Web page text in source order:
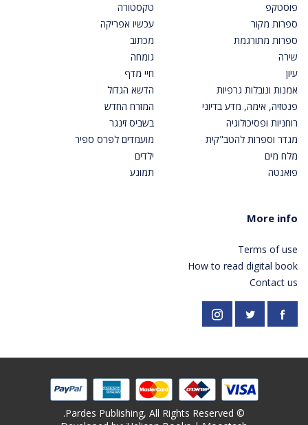
פוסטקפ
ספרות מקור
ספרות מתורגמת
שירה
עיון
אמנות ונובלות גרפיות
פנטזיה, אימה, מדע בדיוני
רוחניות ופסיכולוגיה
מגדר וספרות להטב"קית
מלח מים
פואנטה
טקסטורה
עכשיו אפריקה
מכתוב
גומחה
חיי מדף
הדשא הגדול
המזרח החדש
בשביס זינגר
מועמדים לפרס ספיר
ילדים
תמונע
More info
Terms of use
How to read digital book
Contact us
Facebook
https://twitter.com/PardesPublish
Instagram
© Pardes Publishing, All Rights Reserved.